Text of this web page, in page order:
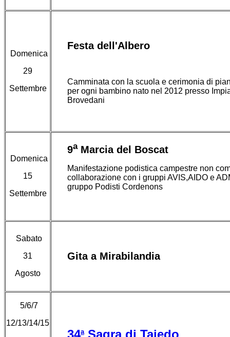
Domenica
29
Settembre
Festa dell'Albero
Camminata con la scuola e cerimonia di
per ogni bambino nato nel 2012 presso
Brovedani
Domenica
15
Settembre
9aMarcia del Boscat
Manifestazione podistica campestre non
collaborazione con i gruppi AVIS,AIDO e
gruppo Podisti Cordenons
Sabato
31
Agosto
Gita a Mirabilandia
5/6/7
12/13/14/15
a